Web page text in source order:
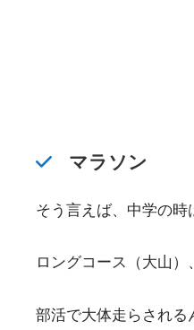
マラソン
そう言えば、中学の
ロングコース（大山
部活で大体走らされる